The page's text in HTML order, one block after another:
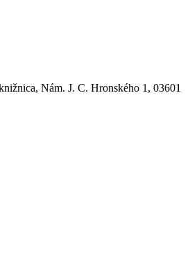
Nám. J. C. Hronského 1, 03601